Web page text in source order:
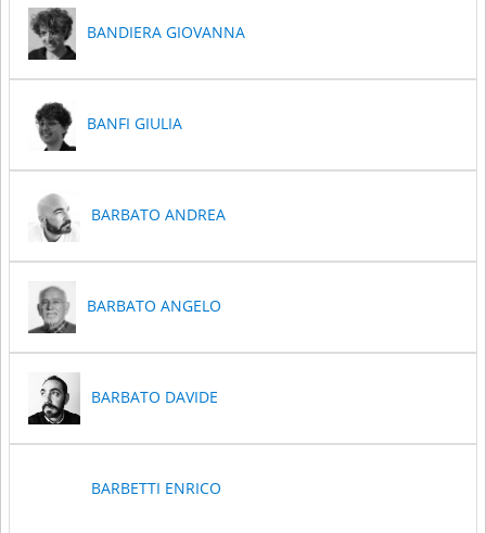
BANDIERA GIOVANNA
BANFI GIULIA
BARBATO ANDREA
BARBATO ANGELO
BARBATO DAVIDE
BARBETTI ENRICO